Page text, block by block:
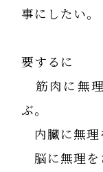
事にしたい。
要するに
筋肉に無
ぶ。
内臓に無理
脳に無理を